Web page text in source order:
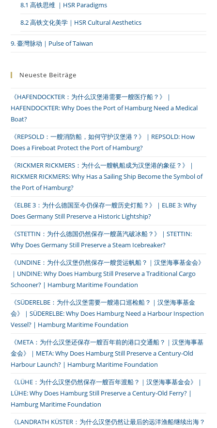
8.1 高铁思维 ｜HSR Paradigms
8.2 高铁文化美学｜HSR Cultural Aesthetics
9. 臺灣脉动｜Pulse of Taiwan
Neueste Beiträge
《HAFENDOCKTER：为什么汉堡港需要一艘医疗船？》｜
HAFENDOCKTER: Why Does the Port of Hamburg Need a Medical
Boat?
《REPSOLD：一艘消防船，如何守护汉堡港？》｜REPSOLD: How
Does a Fireboat Protect the Port of Hamburg?
《RICKMER RICKMERS：为什么一艘帆船成为汉堡港的象征？》｜
RICKMER RICKMERS: Why Has a Sailing Ship Become the Symbol of
the Port of Hamburg?
《ELBE 3：为什么德国至今仍保存一艘历史灯船？》｜ELBE 3: Why
Does Germany Still Preserve a Historic Lightship?
《STETTIN：为什么德国仍然保存一艘蒸汽破冰船？》｜STETTIN:
Why Does Germany Still Preserve a Steam Icebreaker?
《UNDINE：为什么汉堡仍然保存一艘货运帆船？｜汉堡海事基金会》
｜UNDINE: Why Does Hamburg Still Preserve a Traditional Cargo
Schooner? | Hamburg Maritime Foundation
《SÜDERELBE：为什么汉堡需要一艘港口巡检船？｜汉堡海事基金
会》｜SÜDERELBE: Why Does Hamburg Need a Harbour Inspection
Vessel? | Hamburg Maritime Foundation
《META：为什么汉堡还保存一艘百年前的港口交通船？｜汉堡海事基
金会》｜META: Why Does Hamburg Still Preserve a Century-Old
Harbour Launch? | Hamburg Maritime Foundation
《LÜHE：为什么汉堡仍然保存一艘百年渡船？｜汉堡海事基金会》｜
LÜHE: Why Does Hamburg Still Preserve a Century-Old Ferry? |
Hamburg Maritime Foundation
《LANDRATH KÜSTER：为什么汉堡仍然让最后的远洋渔船继续出海？